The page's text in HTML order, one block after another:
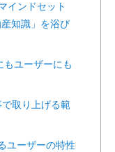
インドセット
知識」を浴び
ユーザーにも
取り上げる範
ユーザーの特性